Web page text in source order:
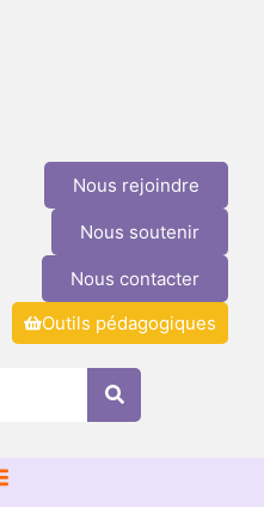
Nous rejoindre
Nous soutenir
Nous contacter
Outils pédagogiques